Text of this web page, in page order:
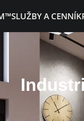
SLUŽBY A CENNÍK